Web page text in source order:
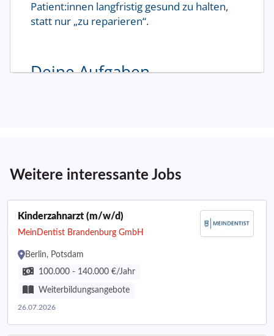
Weitere interessante Jobs
Kinderzahnarzt (m/w/d)
MeinDentist Brandenburg GmbH
Berlin, Potsdam
100.000 - 140.000 €/Jahr
Weiterbildungsangebote
26.07.2026